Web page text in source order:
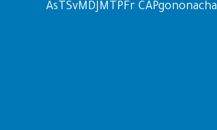
AsTSvMDJMTPFr CAPgononacha